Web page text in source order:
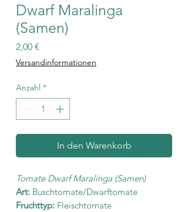
Dwarf Maralinga
(Samen)
2,00 €
Versandinformationen
Anzahl *
In den Warenkorb
Tomate Dwarf Maralinga (Samen)
Art: Buschtomate/Dwarftomate
Fruchttyp: Fleischtomate